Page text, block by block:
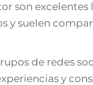
son
y suelen
de redes
y